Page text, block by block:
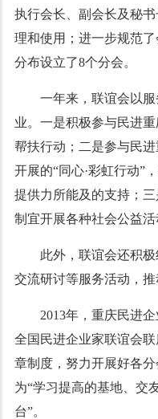
执行会长、副会长及秘
理和使用；进一步规范
分布设立了8个分会。
一年来，联谊会以
业。一是积极参与民进
帮扶行动；二是参与民
开展的“同心·彩虹行动”
提供力所能及的支持；
制宜开展各种社会公益活
此外，联谊会还积
交流研讨等服务活动，推
2013年，重庆民进
全国民进企业家联谊会
章制度，努力开展好各
为“学习提高的基地、交
台”。